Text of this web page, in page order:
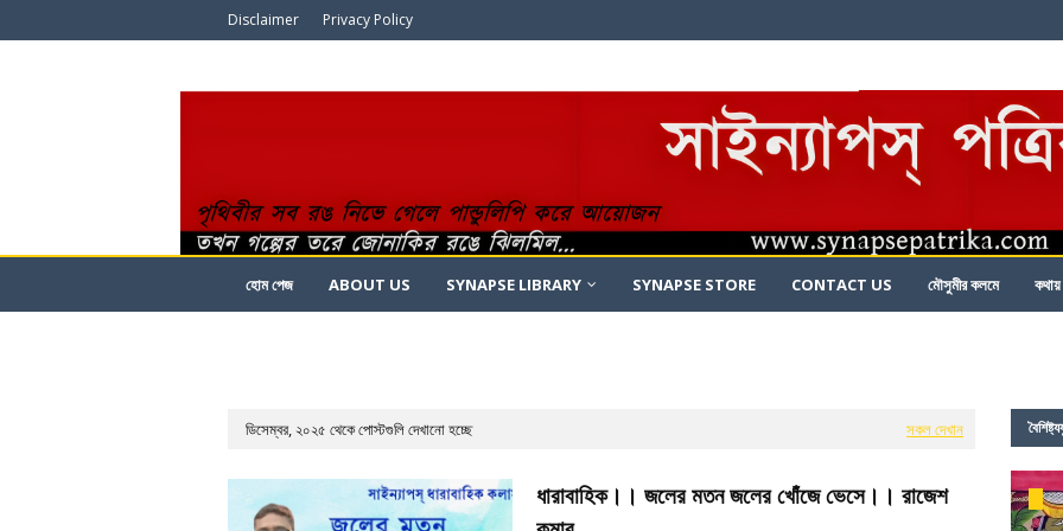
Disclaimer Privacy Policy
হোম পেজ ABOUT US SYNAPSE LIBRARY SYNAPSE STORE CONTACT US মৌসুমীর কলমে কথায়
ডিসেম্বর, ২০২৫ থেকে পোস্টগুলি দেখানো হচ্ছে সকল দেখান
ধারাবাহিক।। জলের মতন জলের খোঁজে ভেসে।। রাজেশ